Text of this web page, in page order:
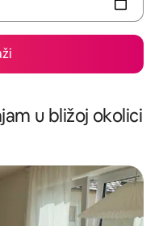
u bližoj okolici